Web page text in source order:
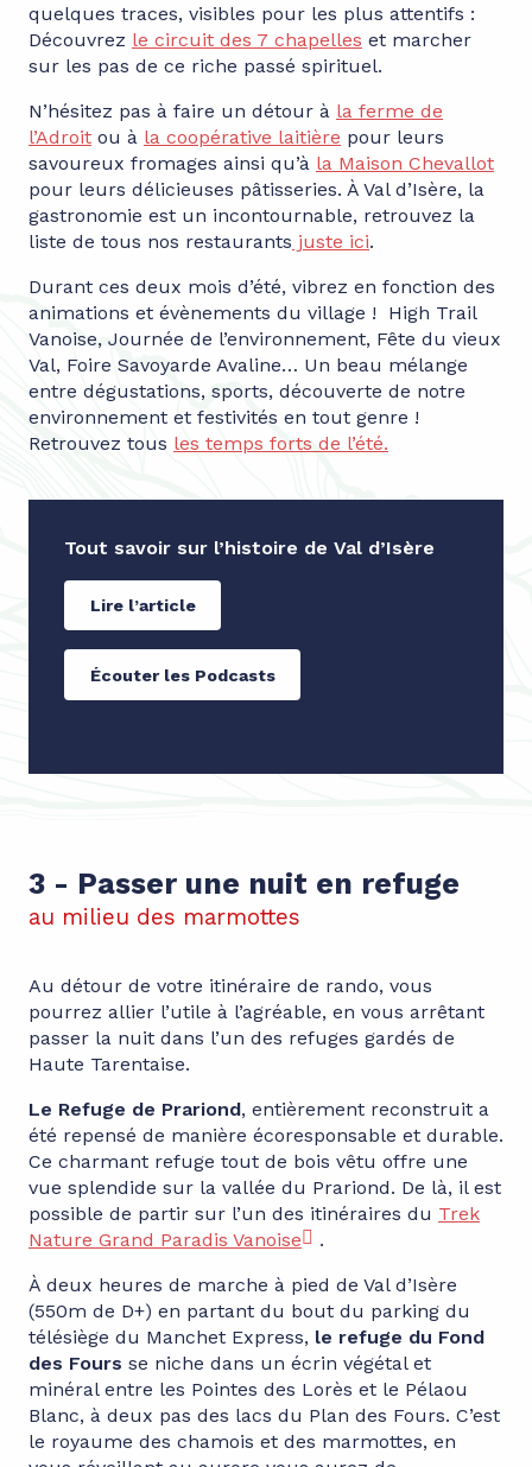
quelques traces, visibles pour les plus attentifs :
Découvrez le circuit des 7 chapelles et marcher
sur les pas de ce riche passé spirituel.
N’hésitez pas à faire un détour à la ferme de
l’Adroit ou à la coopérative laitière pour leurs
savoureux fromages ainsi qu’à la Maison Chevallot
pour leurs délicieuses pâtisseries. À Val d’Isère, la
gastronomie est un incontournable, retrouvez la
liste de tous nos restaurants juste ici.
Durant ces deux mois d’été, vibrez en fonction des
animations et évènements du village ! High Trail
Vanoise, Journée de l’environnement, Fête du vieux
Val, Foire Savoyarde Avaline… Un beau mélange
entre dégustations, sports, découverte de notre
environnement et festivités en tout genre !
Retrouvez tous les temps forts de l’été.
Tout savoir sur l’histoire de Val d’Isère
Lire l’article
Écouter les Podcasts
3 - Passer une nuit en refuge
au milieu des marmottes
Au détour de votre itinéraire de rando, vous
pourrez allier l’utile à l’agréable, en vous arrêtant
passer la nuit dans l’un des refuges gardés de
Haute Tarentaise.
Le Refuge de Prariond, entièrement reconstruit a
été repensé de manière écoresponsable et durable.
Ce charmant refuge tout de bois vêtu offre une
vue splendide sur la vallée du Prariond. De là, il est
possible de partir sur l’un des itinéraires du Trek
Nature Grand Paradis Vanoise
.
À deux heures de marche à pied de Val d’Isère
(550m de D+) en partant du bout du parking du
télésiège du Manchet Express, le refuge du Fond
des Fours se niche dans un écrin végétal et
minéral entre les Pointes des Lorès et le Pélaou
Blanc, à deux pas des lacs du Plan des Fours. C’est
le royaume des chamois et des marmottes, en